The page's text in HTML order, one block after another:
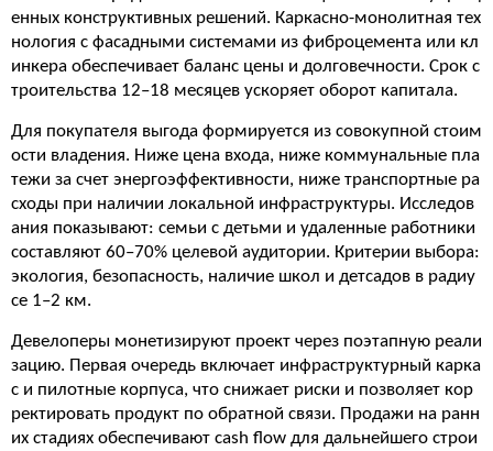
енных конструктивных решений. Каркасно-монолитная тех
нология с фасадными системами из фиброцемента или кл
инкера обеспечивает баланс цены и долговечности. Срок с
троительства 12–18 месяцев ускоряет оборот капитала.
Для покупателя выгода формируется из совокупной стоим
ости владения. Ниже цена входа, ниже коммунальные пла
тежи за счет энергоэффективности, ниже транспортные ра
сходы при наличии локальной инфраструктуры. Исследов
ания показывают: семьи с детьми и удаленные работники
составляют 60–70% целевой аудитории. Критерии выбора:
экология, безопасность, наличие школ и детсадов в радиу
се 1–2 км.
Девелоперы монетизируют проект через поэтапную реали
зацию. Первая очередь включает инфраструктурный карка
с и пилотные корпуса, что снижает риски и позволяет кор
ректировать продукт по обратной связи. Продажи на ранн
их стадиях обеспечивают cash flow для дальнейшего строи